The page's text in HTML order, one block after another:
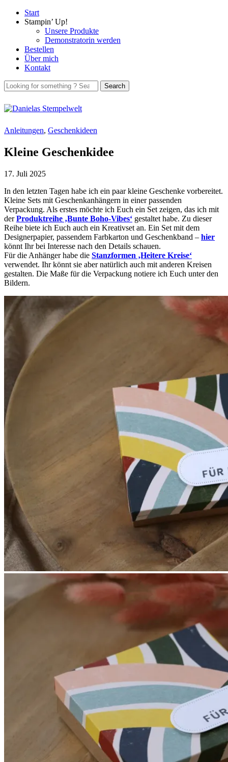
Start
Stampin’ Up!
Unsere Produkte
Demonstratorin werden
Bestellen
Über mich
Kontakt
Anleitungen, Geschenkideen
Kleine Geschenkidee
17. Juli 2025
In den letzten Tagen habe ich ein paar kleine Geschenke vorbereitet.
Kleine Sets mit Geschenkanhängern in einer passenden
Verpackung. Als erstes möchte ich Euch ein Set zeigen, das ich mit
derProduktreihe ‚Bunte Boho-Vibes‘ gestaltet habe. Zu dieser
Reihe biete ich Euch auch ein Kreativset an. Ein Set mit dem
Designerpapier, passendem Farbkarton und Geschenkband – hier
könnt Ihr bei Interesse nach den Details schauen.
Für die Anhänger habe die Stanzformen ‚Heitere Kreise‘
verwendet. Ihr könnt sie aber natürlich auch mit anderen Kreisen
gestalten. Die Maße für die Verpackung notiere ich Euch unter den
Bildern.